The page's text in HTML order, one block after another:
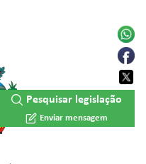
Pesquisar legislação
Enviar mensagem